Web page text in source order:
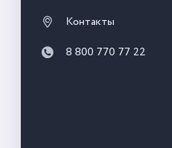
Контакты
8 800 770 77 22